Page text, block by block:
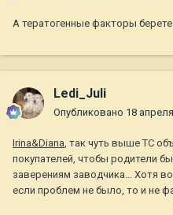
А тератогенные факторы
Ledi_Juli
Опубликовано 18
Irina&Diana, так чуть выше ТС
покупателей, чтобы родители
заверениям заводчика... Хотя
если проблем не было, то и не